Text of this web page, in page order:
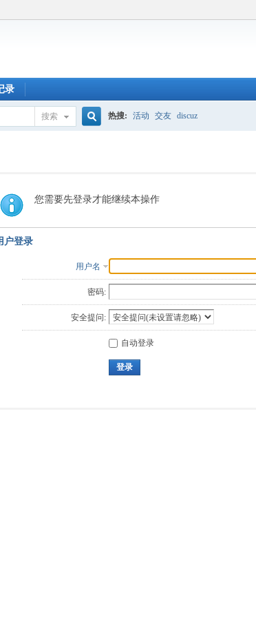
录
搜索
索
热搜: 活动 交友 discuz
您需要先登录才能继续本操作
户登录
用户名
密码:
安全提问:
自动登录
登录